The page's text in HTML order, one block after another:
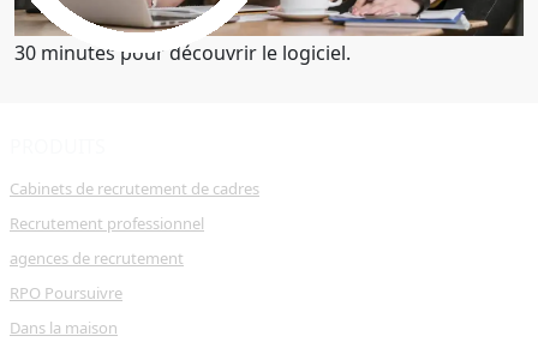
Obtenez une démo
30 minutes pour découvrir le logiciel.
Cabinets de recrutement de cadres
Recrutement professionnel
agences de recrutement
RPO Poursuivre
Dans la maison